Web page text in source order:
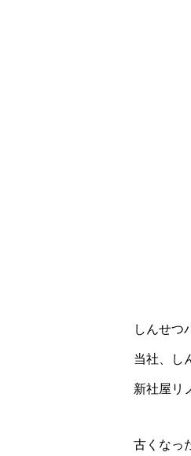
しんせつ
当社、し
新社屋リ
古くなっ